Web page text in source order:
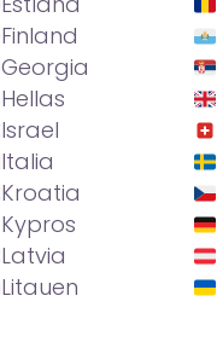
Finland
Georgia
Hellas
Israel
Italia
Kroatia
Kypros
Latvia
Litauen